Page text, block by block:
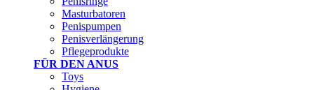
Masturbatoren
Penispumpen
Penisverlängerung
Pflegeprodukte
FÜR DEN ANUS
Toys